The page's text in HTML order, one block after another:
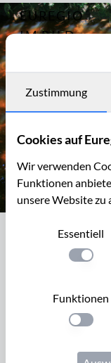
EUREGIO
IM BILD
Archiv
Kontakt
Archiv
Rotes
hier 1.600mm pro
Häufig sieht man im
Zustimmung
Cookies auf
Wir verwenden
Funktionen
unsere Website zu
Essentiell
Funktionen